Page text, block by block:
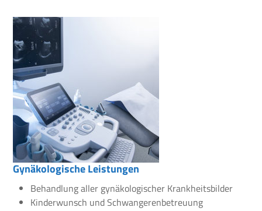
Gynäkologische Leistungen
Behandlung aller gynäkologischer Krankheitsbilder
Kinderwunsch und Schwangerenbetreuung